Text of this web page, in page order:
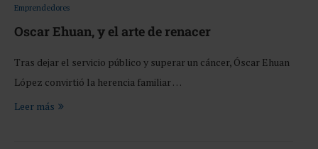
Emprendedores
Oscar Ehuan, y el arte de renacer
Tras dejar el servicio público y superar un cáncer, Óscar Ehuan
López convirtió la herencia familiar …
Leer más